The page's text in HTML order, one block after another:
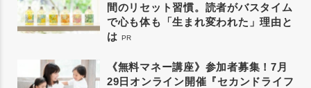
間のリセット習慣。読者がバスタイム
で心も体も「生まれ変われた」理由と
は PR
《無料マネー講座》参加者募集！7月
29日オンライン開催『セカンドライフ